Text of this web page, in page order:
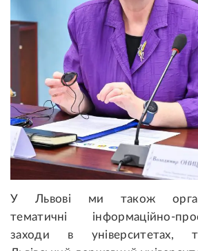
У Львові ми також
тематичні інформаційно-
заходи в університетах,